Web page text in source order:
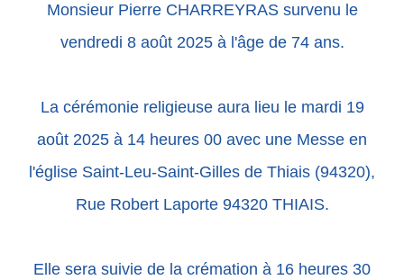
Monsieur Pierre CHARREYRAS survenu le
vendredi 8 août 2025 à l'âge de 74 ans.
La cérémonie religieuse aura lieu le mardi 19
août 2025 à 14 heures 00 avec une Messe en
l'église Saint-Leu-Saint-Gilles de Thiais (94320),
Rue Robert Laporte 94320 THIAIS.
Elle sera suivie de la crémation à 16 heures 30